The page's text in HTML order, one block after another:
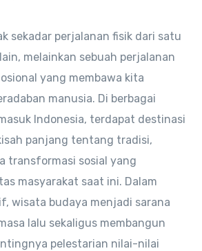
sekadar perjalanan fisik dari satu
melainkan sebuah perjalanan
yang membawa kita
manusia. Di berbagai
Indonesia, terdapat destinasi
panjang tentang tradisi,
transformasi sosial yang
masyarakat saat ini. Dalam
wisata budaya menjadi sarana
lalu sekaligus membangun
pelestarian nilai-nilai